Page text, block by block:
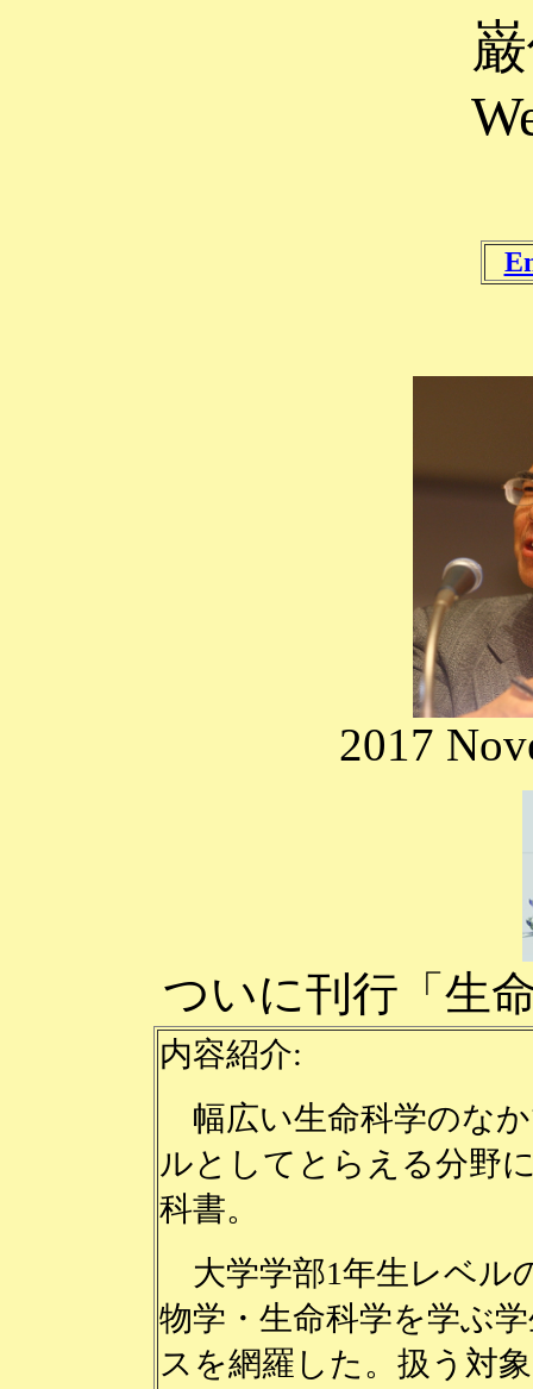
2017
ついに刊行「生
内容紹介:
幅広い生命科学のな
ルとしてとらえる分野
科書。
大学学部1年生レベル
物学・生命科学を学ぶ
スを網羅した。扱う対